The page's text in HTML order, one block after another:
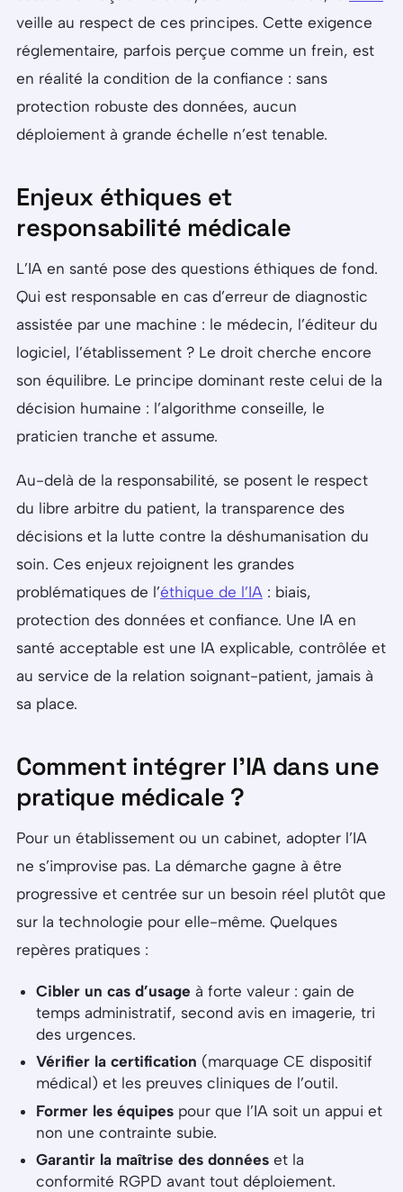
veille au respect de ces principes. Cette exigence
réglementaire, parfois perçue comme un frein, est
en réalité la condition de la confiance : sans
protection robuste des données, aucun
déploiement à grande échelle n’est tenable.
Enjeux éthiques et
responsabilité médicale
L’IA en santé pose des questions éthiques de fond.
Qui est responsable en cas d’erreur de diagnostic
assistée par une machine : le médecin, l’éditeur du
logiciel, l’établissement ? Le droit cherche encore
son équilibre. Le principe dominant reste celui de la
décision humaine : l’algorithme conseille, le
praticien tranche et assume.
Au-delà de la responsabilité, se posent le respect
du libre arbitre du patient, la transparence des
décisions et la lutte contre la déshumanisation du
soin. Ces enjeux rejoignent les grandes
problématiques de l’éthique de l’IA : biais,
protection des données et confiance. Une IA en
santé acceptable est une IA explicable, contrôlée et
au service de la relation soignant-patient, jamais à
sa place.
Comment intégrer l’IA dans une
pratique médicale ?
Pour un établissement ou un cabinet, adopter l’IA
ne s’improvise pas. La démarche gagne à être
progressive et centrée sur un besoin réel plutôt que
sur la technologie pour elle-même. Quelques
repères pratiques :
Cibler un cas d’usage à forte valeur : gain de
temps administratif, second avis en imagerie, tri
des urgences.
Vérifier la certification (marquage CE dispositif
médical) et les preuves cliniques de l’outil.
Former les équipes pour que l’IA soit un appui et
non une contrainte subie.
Garantir la maîtrise des données et la
conformité RGPD avant tout déploiement.